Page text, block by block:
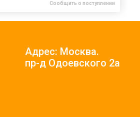
Сообщить о поступлении
Адрес: Москва.
пр-д Одоевского 2а